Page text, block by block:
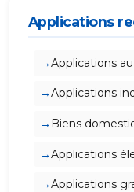
Applications
Applications
Applications
Biens
Applications
Applications